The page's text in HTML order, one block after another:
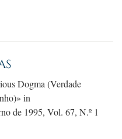
Dogma (Verdade
in
de 1995, Vol. 67, N.º 1